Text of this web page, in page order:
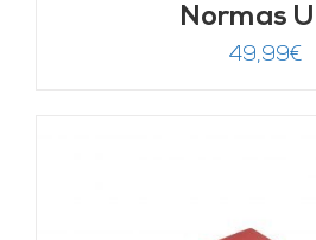
Normas
49,99€